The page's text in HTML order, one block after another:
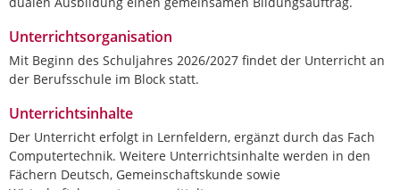
Unterrichtsorganisation
Mit Beginn des Schuljahres 2026/2027 findet der Unterricht an
der Berufsschule im Block statt.
Unterrichtsinhalte
Der Unterricht erfolgt in Lernfeldern, ergänzt durch das Fach
Computertechnik. Weitere Unterrichtsinhalte werden in den
Fächern Deutsch, Gemeinschaftskunde sowie